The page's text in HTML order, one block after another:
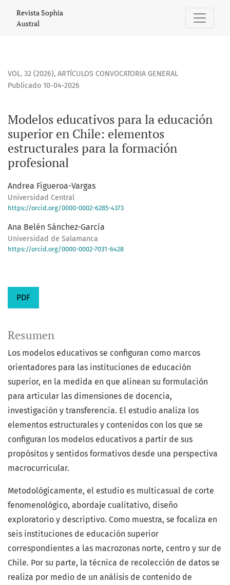
Modelos educativos para la educación superior en Chile:
Revista Sophia
Austral
VOL. 32 (2026), ARTÍCULOS CONVOCATORIA GENERAL
Modelos educativos para la educación
superior en Chile: elementos
estructurales para la formación
profesional
Publicado 10-04-2026
Andrea Figueroa-Vargas
Universidad Central
https://orcid.org/0000-0002-6285-4373
Ana Belén Sánchez-García
Universidad de Salamanca
https://orcid.org/0000-0002-7031-6428
PDF
Resumen
Los modelos educativos se configuran como marcos
orientadores para las instituciones de educación
superior, en la medida en que alinean su formulación
para articular las dimensiones de docencia,
investigación y transferencia. El estudio analiza los
elementos estructurales y contenidos con los que se
configuran los modelos educativos a partir de sus
propósitos y sentidos formativos desde una perspectiva
macrocurricular.
Metodológicamente, el estudio es multicasual de corte
fenomenológico, abordaje cualitativo, diseño
exploratorio y descriptivo. Como muestra, se focaliza en
seis instituciones de educación superior
correspondientes a las macrozonas norte, centro y sur de
Chile. Por su parte, la técnica de recolección de datos se
realiza por medio de un análisis de contenido de